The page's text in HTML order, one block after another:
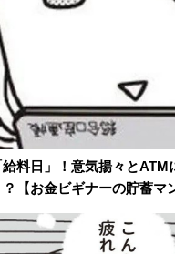
料日」！意気揚々とATM
【お金ビギナーの貯蓄マ